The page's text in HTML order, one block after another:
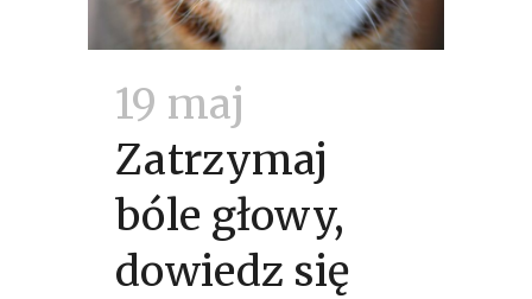
19 maj
Zatrzymaj
bóle głowy,
dowiedz się